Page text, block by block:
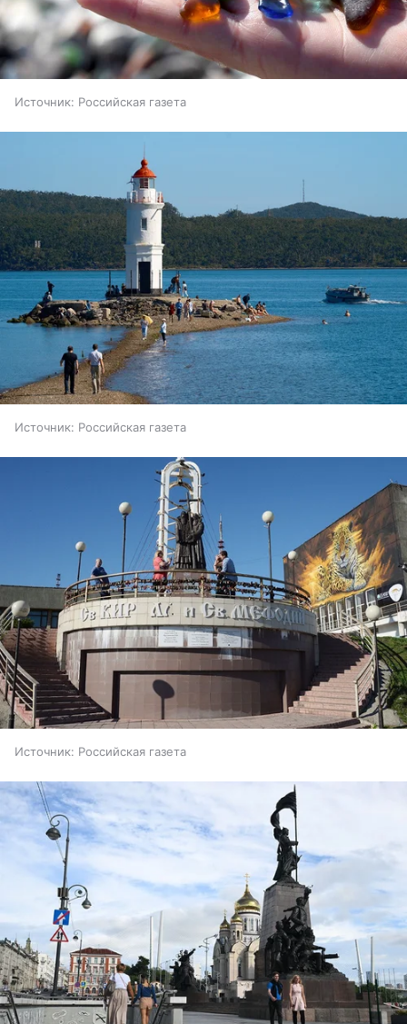
Источник: Российская газета
Источник: Российская газета
Источник: Российская газета